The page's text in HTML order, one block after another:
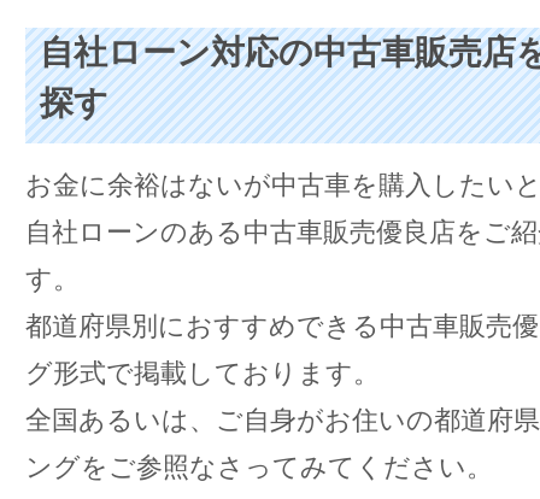
自社ローン対応の中古車販売店
探す
お金に余裕はないが中古車を購入したい
自社ローンのある中古車販売優良店をご
す。
都道府県別におすすめできる中古車販売
グ形式で掲載しております。
全国あるいは、ご自身がお住いの都道府
ングをご参照なさってみてください。